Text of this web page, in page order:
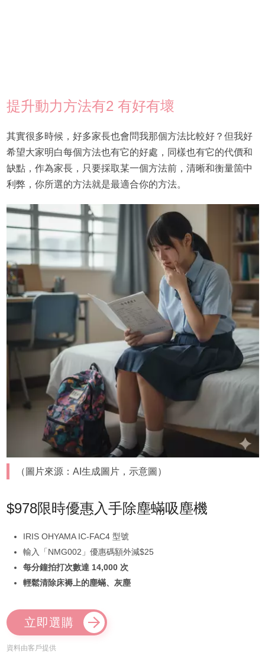
提升動力方法有2 有好有壞
其實很多時候，好多家長也會問我那個方法比較好？但我好
希望大家明白每個方法也有它的好處，同樣也有它的代價和
缺點，作為家長，只要採取某一個方法前，清晰和衡量箇中
利弊，你所選的方法就是最適合你的方法。
（圖片來源：AI生成圖片，示意圖）
$978限時優惠入手除塵蟎吸塵機
IRIS OHYAMA IC-FAC4 型號
輸入「NMG002」優惠碼額外減$25
每分鐘拍打次數達 14,000 次
輕鬆清除床褥上的塵蟎、灰塵
立即選購
資料由客戶提供